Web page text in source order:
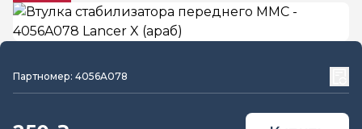
Партномер: 4056A078